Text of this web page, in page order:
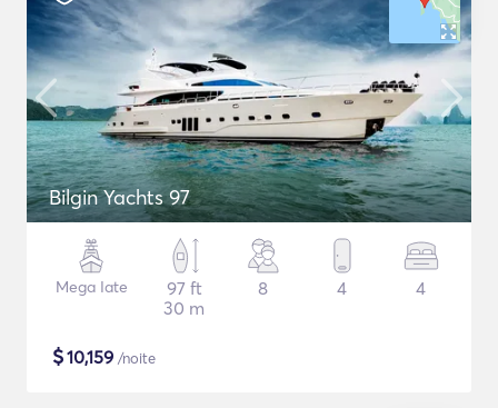
Bilgin Yachts 97
Mega Iate
97 ft
30 m
8 4 4
$10,159 /noite